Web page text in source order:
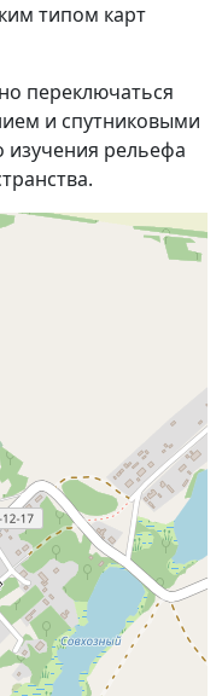
типом карт
переключаться
и спутниковыми
изучения рельефа